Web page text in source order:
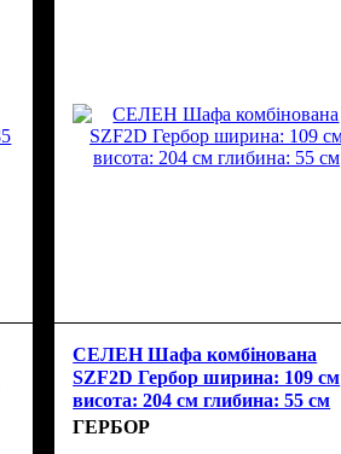
СЕЛЕН Шафа комбінована
SZF2D Гербор ширина: 109 см
висота: 204 см глибина: 55 см
ГЕРБОР